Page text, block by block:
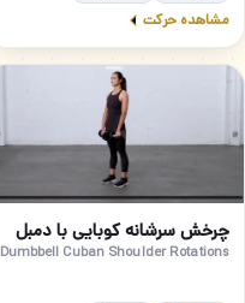
مشاهده حرکت
چرخش سرشانه کوبایی با دمبل
Dumbbell Cuban Shoulder Rotations